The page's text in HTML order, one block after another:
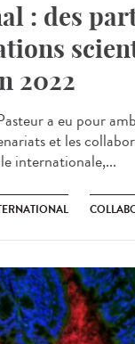
: des
2022
a eu pour
et les
internationale,...